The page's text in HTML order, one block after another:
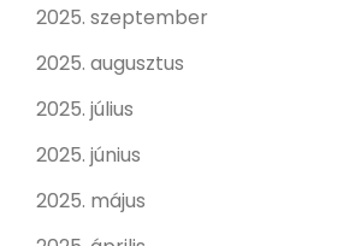
2025. szeptember
2025. augusztus
2025. július
2025. június
2025. május